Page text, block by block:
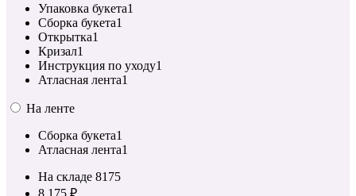
Упаковка букета1
Сборка букета1
Открытка1
Кризал1
Инструкция по уходу1
Атласная лента1
На ленте
Сборка букета1
Атласная лента1
На складе 8175
8 175 ₽